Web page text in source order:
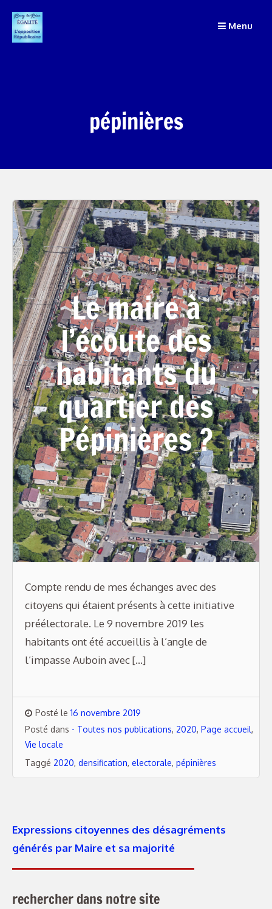
contenu
Menu
pépinières
Le maire à
l’écoute des
habitants du
quartier des
Pépinières ?
Compte rendu de mes échanges avec des
citoyens qui étaient présents à cette initiative
préélectorale. Le 9 novembre 2019 les
habitants ont été accueillis à l’angle de
l’impasse Auboin avec […]
Posté le 16 novembre 2019
Posté dans - Toutes nos publications, 2020, Page accueil,
Vie locale
Taggé 2020, densification, electorale, pépinières
Expressions citoyennes des désagréments
générés par Maire et sa majorité
rechercher dans notre site